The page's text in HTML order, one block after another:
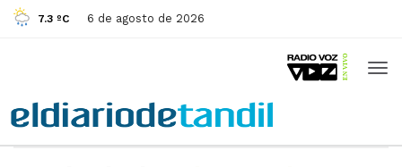
7.3 ºC 6 de agosto de 2026